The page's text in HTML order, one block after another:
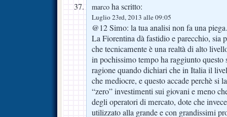
marco ha scritto:
Luglio 23rd, 2013 alle 09:05
@12 Simo: la tua analisi non fa una
La Fiorentina dà fastidio e parecchio, sia
che tecnicamente è una realtà di alto
in pochissimo tempo ha raggiunto questo
ragione quando dichiari che in Italia il
che mediocre, e questo accade perchè si
“zero” investimenti sui giovani e meno
degli operatori di mercato, dote che
utilizzato alla grande e con grandissimi